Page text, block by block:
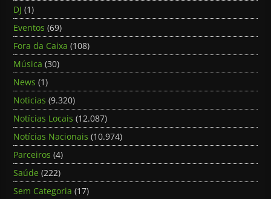
DJ (1)
Eventos (69)
Fora da Caixa (108)
Música (30)
News (1)
Noticias (9.320)
Notícias Locais (12.087)
Notícias Nacionais (10.974)
Parceiros (4)
Saúde (222)
Sem Categoria (17)